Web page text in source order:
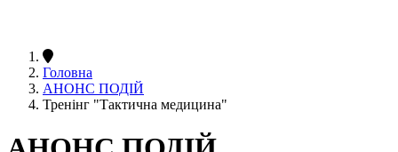
Головна
АНОНС ПОДІЙ
Тренінг "Тактична медицина"